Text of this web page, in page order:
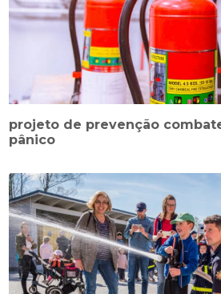
projeto de prevenção
pânico